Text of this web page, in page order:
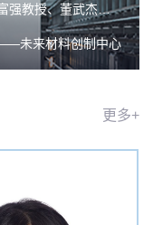
强教授、董武杰副
》在线发表题为
Titanium
研究提出了一种面
未来材料创制中心
更多+